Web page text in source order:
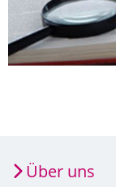
Über uns